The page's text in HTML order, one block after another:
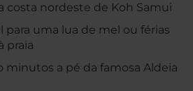
costa nordeste de Koh Samui
para uma lua de mel ou férias
praia
minutos a pé da famosa Aldeia